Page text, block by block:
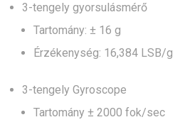
3-tengely gyorsulásmérő
Tartomány: ± 16 g
Érzékenység: 16,384 LSB/g
3-tengely Gyroscope
Tartomány ± 2000 fok/sec